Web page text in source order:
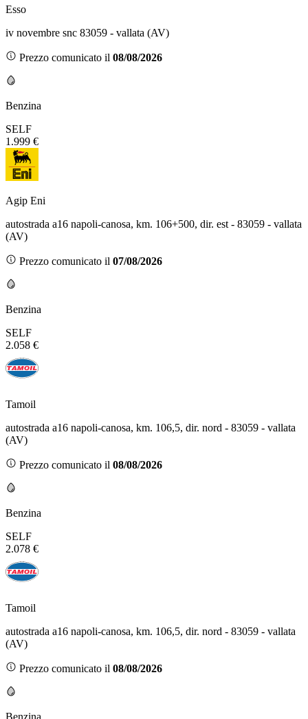
Esso
iv novembre snc 83059 - vallata (AV)
Prezzo comunicato il 08/08/2026
Benzina
SELF
1.999 €
Agip Eni
autostrada a16 napoli-canosa, km. 106+500, dir. est - 83059 - vallata
(AV)
Prezzo comunicato il 07/08/2026
Benzina
SELF
2.058 €
Tamoil
autostrada a16 napoli-canosa, km. 106,5, dir. nord - 83059 - vallata
(AV)
Prezzo comunicato il 08/08/2026
Benzina
SELF
2.078 €
Tamoil
autostrada a16 napoli-canosa, km. 106,5, dir. nord - 83059 - vallata
(AV)
Prezzo comunicato il 08/08/2026
Benzina